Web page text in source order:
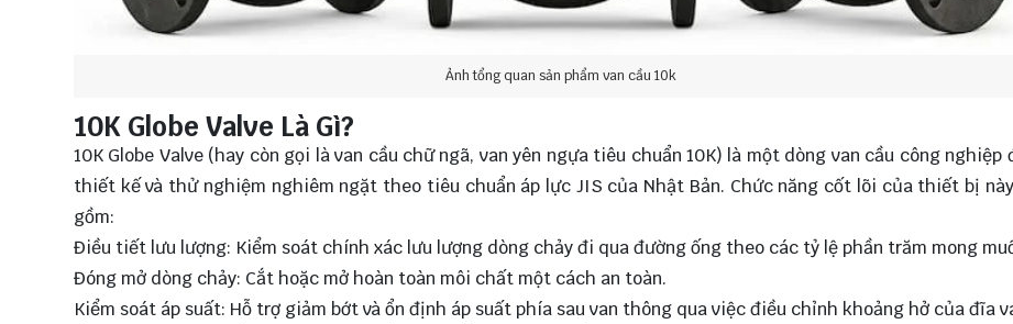
Ảnh tổng quan sản phẩm van cầu 10k
10K Globe Valve Là Gì?
10K Globe Valve(hay còn gọi là van cầu chữ ngã, van yên ngựa tiêu chuẩn 10K) là một dòng van cầu công nghiệp
thiết kế và thử nghiệm nghiêm ngặt theo tiêu chuẩn áp lực JIS của Nhật Bản. Chức năng cốt lõi của thiết bị
gồm:
Điều tiết lưu lượng: Kiểm soát chính xác lưu lượng dòng chảy đi qua đường ống theo các tỷ lệ phần trăm mong
Đóng mở dòng chảy: Cắt hoặc mở hoàn toàn môi chất một cách an toàn.
Kiểm soát áp suất: Hỗ trợ giảm bớt và ổn định áp suất phía sau van thông qua việc điều chỉnh khoảng hở của đĩa